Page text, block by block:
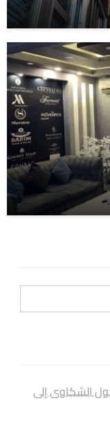
الشكاوى إلى